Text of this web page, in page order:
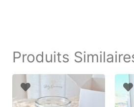
Produits